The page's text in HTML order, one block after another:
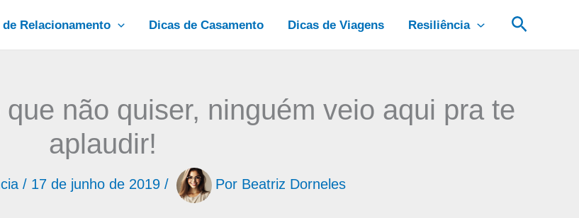
de Relacionamento Dicas de Casamento Dicas de Viagens Resiliência
não quiser, ninguém veio aqui pra te
aplaudir!
/ 17 de junho de 2019 / Por Beatriz Dorneles